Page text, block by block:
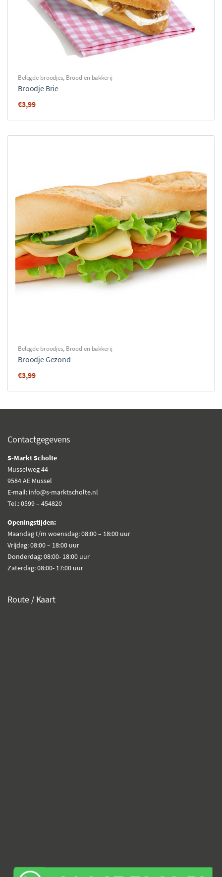
Belegde broodjes, Brood en bakkerij
Broodje Brie
€3,99
Belegde broodjes, Brood en bakkerij
Broodje Gezond
€3,99
Contactgegevens
S-Markt Scholte
Musselweg 44
9584 AE Mussel
E-mail: info@s-marktscholte.nl
Tel.: 0599 – 454820
Openingstijden:
Maandag t/m woensdag: 08:00 – 18:00 uur
Vrijdag: 08:00 – 18:00 uur
Donderdag: 08:00- 18:00 uur
Zaterdag: 08:00- 17:00 uur
Route / Kaart